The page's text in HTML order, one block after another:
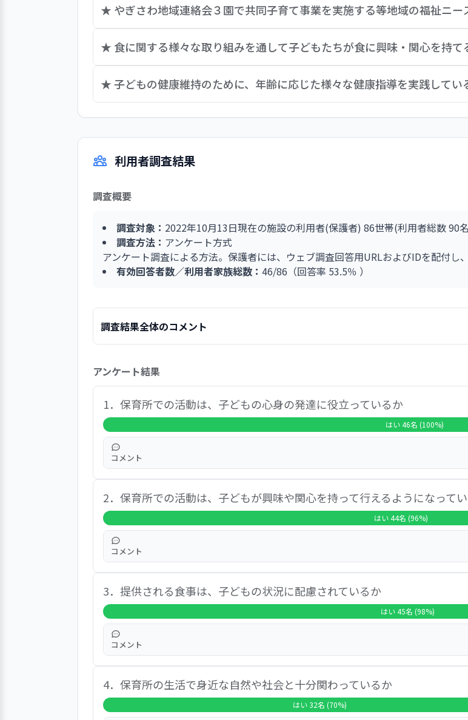
★ やぎさわ地域連絡会３園で共同子育て事業を実施する等地域の福祉ニー
地域子育て支援センター「やぎさわ」の協力のもと、やぎさわ地域連絡会３園の共
いる。開催内容は手遊び・わらべうた・親子あそび・体操などで、担当となった
対象に、やぎさわ保育園園庭で実施している。園独自でも、地域子育て支援セン
所管の「ピッコロ広場」での地域支援の試みも行った。また近隣の小規模保育園
★ 食に関する様々な取り組みを通して子どもたちが食に興味・関心を持て
市の食育計画に基づき、栄養士と保育士が連携しながら、子どもたちの育ちに即し
めは分かりやすくイラストを使用し、慣れてくると現物に近い写真を使用しなが
★ 子どもの健康維持のために、年齢に応じた様々な健康指導を実践してい
子どもの身体つくりや健康のために、年間保健計画に基づき、年齢に沿った健康
くりのための活動を保護者に分かりやすく紹介している。子どもの健康維持促進に
利用者調査結果
調査概要
調査対象： 2022年10月13日現在の施設の利用者(保護者) 86世帯(利用者総数 90
調査方法： アンケート方式
アンケート調査による方法。保護者には、ウェブ調査回答用URLおよびIDを配付し
有効回答者数／利用者家族総数： 46/86（回答率 53.5％ ）
調査結果全体のコメント
●各設問のうち、「はい」の比率が高かった上位は、以下の項目であった。
問１．園での活動は、お子さんの心身の発達に役立っていると思いますか
（100％、46人）
問３．園で提供される食事・おやつは、お子さんの状態に配慮し、工夫されたもの
問11．お子さんがけがをしたり、体調が悪くなったときの、職員の対応は信頼できま
（各々 98％、45人）
アンケート結果
1．保育所での活動は、子どもの心身の発達に役立っているか
はい 46名 (100%)
コメント
このコロナ禍でも気を遣いながらイベントを考えて下さって感謝しております。
があった。
2．保育所での活動は、子どもが興味や関心を持って行えるようになって
はい 44名 (96%)
コメント
いつも楽しく、あれしたよー、これしたよーと話してくれます。 と言った意見が
3．提供される食事は、子どもの状況に配慮されているか
はい 45名 (98%)
コメント
季節のものを取り入れてくれていると思います。 おかわりできるようにしてい
ます。 などの意見があった。
4．保育所の生活で身近な自然や社会と十分関わっているか
はい 32名 (70%)